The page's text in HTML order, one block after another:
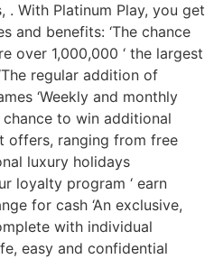
. With Platinum Play, you get
and benefits: ‘The chance
over 1,000,000 ‘ the largest
regular addition of
‘Weekly and monthly
to win additional
offers, ranging from free
luxury holidays
loyalty program ‘ earn
for cash ‘An exclusive,
with individual
easy and confidential